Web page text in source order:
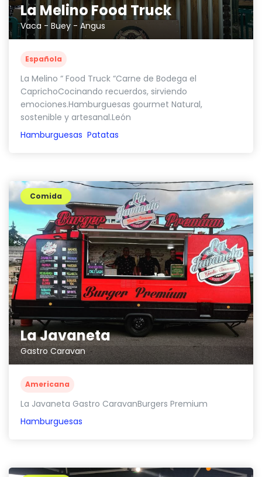
La Melino Food Truck
Vaca - Buey - Angus
Española
La Melino “ Food Truck “Carne de Bodega el
CaprichoCocinando recuerdos, sirviendo
emociones.Hamburguesas gourmet Natural,
sostenible y artesanal.León
Hamburguesas Patatas
La Javaneta
Gastro Caravan
Comida
Americana
La Javaneta Gastro CaravanBurgers Premium
Hamburguesas